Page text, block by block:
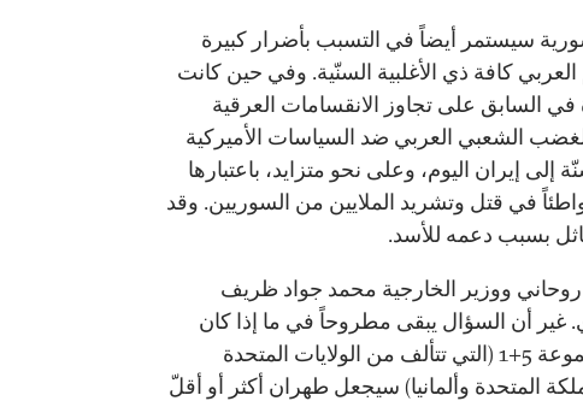
سيستمر أيضاً في التسبب بأضرار كبيرة
كافة ذي الأغلبية السنّية. وفي حين كانت
في السابق على تجاوز الانقسامات العرقية
الشعبي العربي ضد السياسات الأميركية
إلى إيران اليوم، وعلى نحو متزايد، باعتبارها
في قتل وتشريد الملايين من السوريين. وقد
بسبب دعمه للأسد.
ووزير الخارجية محمد جواد ظريف
. غير أن السؤال يبقى مطروحاً في ما إذا كان
الاتفاق النووي بين إيران ومجموعة 5+1 (التي تتألف من الولايات المتحدة
المتحدة وألمانيا) سيجعل طهران أكثر أو أقلّ